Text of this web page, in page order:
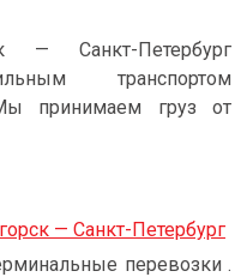
— Санкт-Петербург
транспортом
принимаем груз от
— Санкт-Петербург
перевозки .